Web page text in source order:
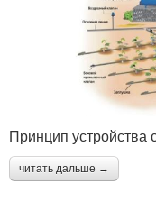
Принцип устройства
читать дальше →